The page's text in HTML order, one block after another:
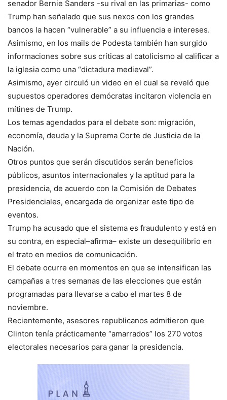
senador Bernie Sanders -su rival en las primarias- como
Trump han señalado que sus nexos con los grandes
bancos la hacen “vulnerable” a su influencia e intereses.
Asimismo, en los mails de Podesta también han surgido
informaciones sobre sus críticas al catolicismo al calificar a
la iglesia como una “dictadura medieval”.
Asimismo, ayer circuló un video en el cual se reveló que
supuestos operadores demócratas incitaron violencia en
mítines de Trump.
Los temas agendados para el debate son: migración,
economía, deuda y la Suprema Corte de Justicia de la
Nación.
Otros puntos que serán discutidos serán beneficios
públicos, asuntos internacionales y la aptitud para la
presidencia, de acuerdo con la Comisión de Debates
Presidenciales, encargada de organizar este tipo de
eventos.
Trump ha acusado que el sistema es fraudulento y está en
su contra, en especial–afirma– existe un desequilibrio en
el trato en medios de comunicación.
El debate ocurre en momentos en que se intensifican las
campañas a tres semanas de las elecciones que están
programadas para llevarse a cabo el martes 8 de
noviembre.
Recientemente, asesores republicanos admitieron que
Clinton tenía prácticamente “amarrados” los 270 votos
electorales necesarios para ganar la presidencia.